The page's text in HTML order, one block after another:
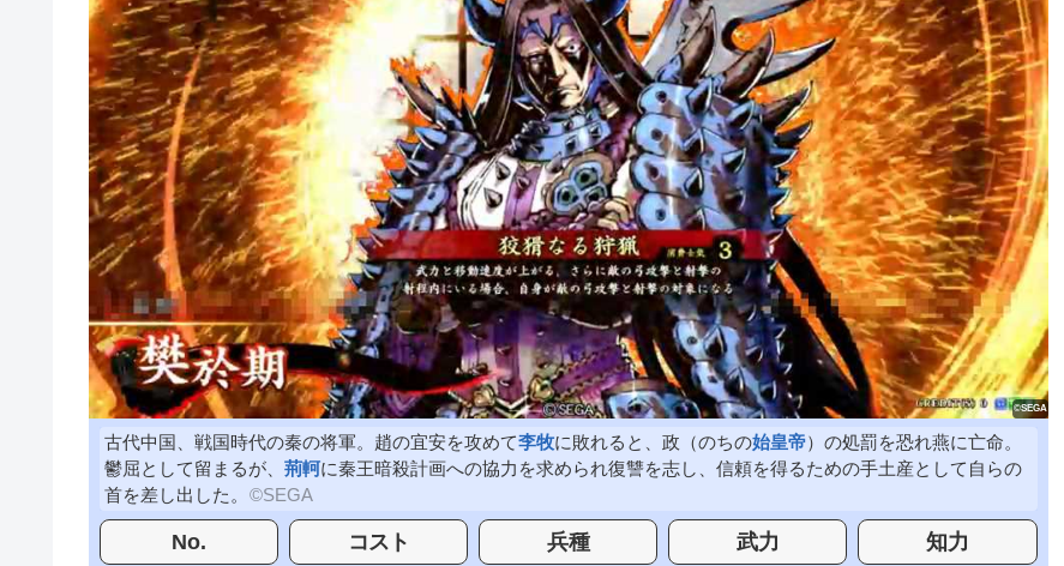
古代中国、戦国時代の秦の将軍。趙の宜安を攻めて李牧に敗れると、政（のちの始皇帝）の処罰を恐れ燕に亡命。
鬱屈として留まるが、 荊軻に秦王暗殺計画への協力を求められ復讐を志し、信頼を得るための手土産として自らの
首を差し出した。
No. コスト 兵種 武力 知力